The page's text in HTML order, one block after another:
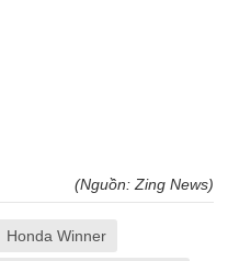
(Nguồn: Zing News)
Honda Winner